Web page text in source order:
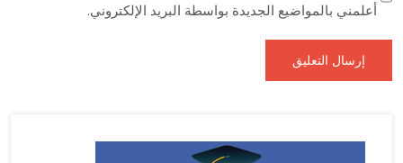
أعلمني بالمواضيع الجديدة بواسطة البريد الإلكتروني.